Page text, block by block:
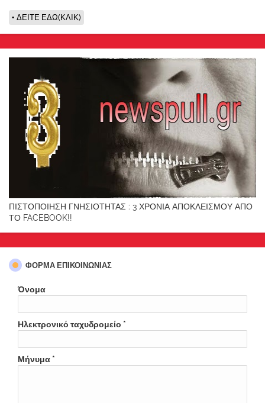
ΔΕΙΤΕ ΕΔΩ(ΚΛΙΚ)
ΠΙΣΤΟΠΟΙΗΣΗ ΓΝΗΣΙΟΤΗΤΑΣ : 3 ΧΡΟΝΙΑ ΑΠΟΚΛΕΙΣΜΟΥ ΑΠΟ
ΤΟ FACEBOOK!!
ΦΌΡΜΑ ΕΠΙΚΟΙΝΩΝΊΑΣ
Όνομα
Ηλεκτρονικό ταχυδρομείο *
Μήνυμα *